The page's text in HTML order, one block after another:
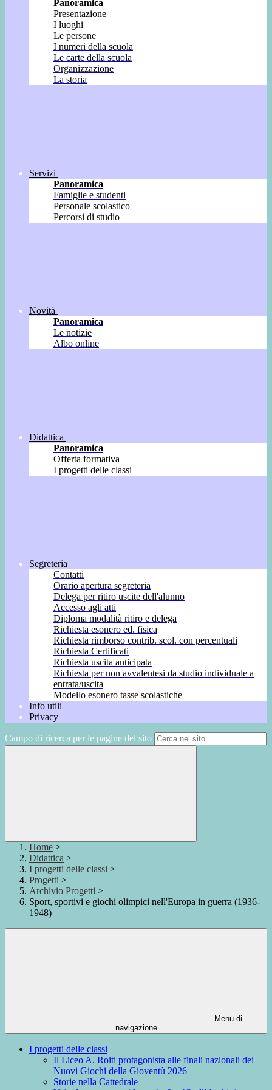
Panoramica
Presentazione
I luoghi
Le persone
I numeri della scuola
Le carte della scuola
Organizzazione
La storia
Servizi
Panoramica
Famiglie e studenti
Personale scolastico
Percorsi di studio
Novità
Panoramica
Le notizie
Albo online
Didattica
Panoramica
Offerta formativa
I progetti delle classi
Segreteria
Contatti
Orario apertura segreteria
Delega per ritiro uscite dell'alunno
Accesso agli atti
Diploma modalità ritiro e delega
Richiesta esonero ed. fisica
Richiesta rimborso contrib. scol. con percentuali
Richiesta Certificati
Richiesta uscita anticipata
Richiesta per non avvalentesi da studio individuale a
entrata/uscita
Modello esonero tasse scolastiche
Info utili
Privacy
Campo di ricerca per le pagine del sito
Home >
Didattica >
I progetti delle classi >
Progetti >
Archivio Progetti >
Sport, sportivi e giochi olimpici nell'Europa in guerra (1936-
1948)
Menu di
navigazione
I progetti delle classi
Il Liceo A. Roiti protagonista alle finali nazionali dei
Nuovi Giochi della Gioventù 2026
Storie nella Cattedrale